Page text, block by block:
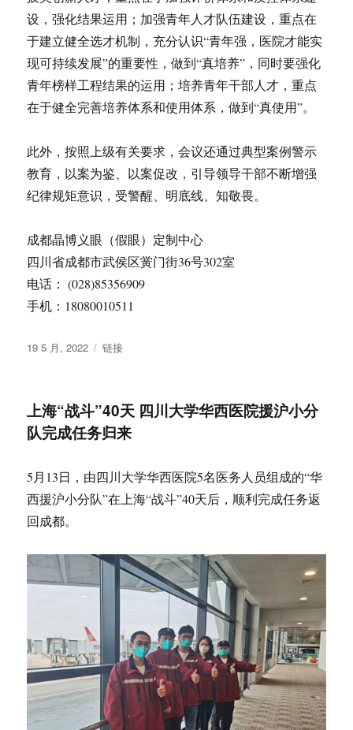
设，强化结果运用；加强青年人才队伍建设，重点在
于建立健全选才机制，充分认识“青年强，医院才能实
现可持续发展”的重要性，做到“真培养”，同时要强化
青年榜样工程结果的运用；培养青年干部人才，重点
在于健全完善培养体系和使用体系，做到“真使用”。
此外，按照上级有关要求，会议还通过典型案例警示
教育，以案为鉴、以案促改，引导领导干部不断增强
纪律规矩意识，受警醒、明底线、知敬畏。
成都晶博义眼（假眼）定制中心
四川省成都市武侯区黉门街36号302室
电话： (028)85356909
手机：18080010511
发
19 5 月, 2022
格
链接
上海“战斗”40天 四川大学华西医院援沪小分
队完成任务归来
5月13日，由四川大学华西医院5名医务人员组成的“华
西援沪小分队”在上海“战斗”40天后，顺利完成任务返
回成都。